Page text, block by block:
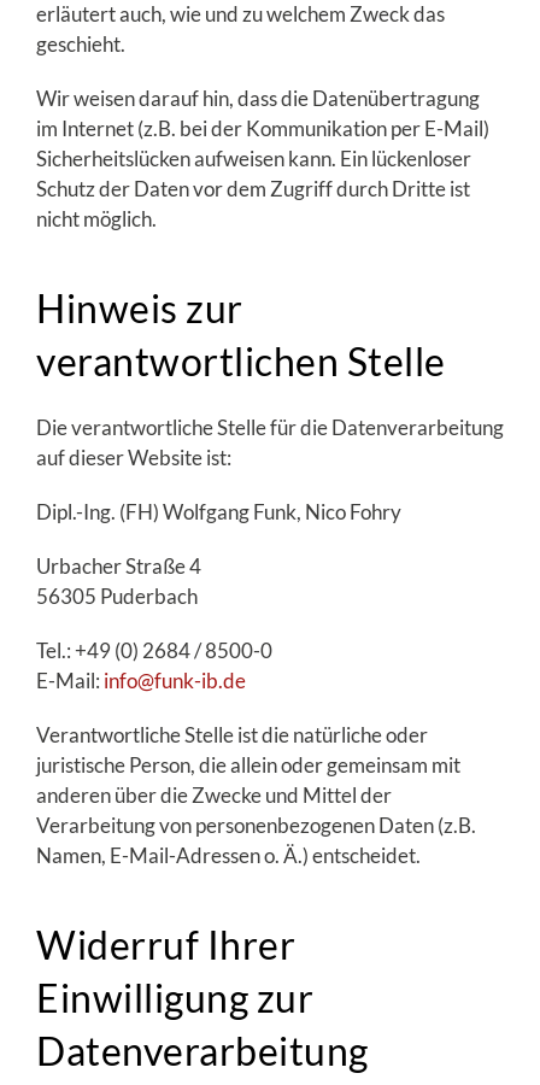
erläutert auch, wie und zu welchem Zweck das
geschieht.
Wir weisen darauf hin, dass die Datenübertragung
im Internet (z.B. bei der Kommunikation per E-Mail)
Sicherheitslücken aufweisen kann. Ein lückenloser
Schutz der Daten vor dem Zugriff durch Dritte ist
nicht möglich.
Hinweis zur
verantwortlichen Stelle
Die verantwortliche Stelle für die Datenverarbeitung
auf dieser Website ist:
Dipl.-Ing. (FH) Wolfgang Funk, Nico Fohry
Urbacher Straße 4
56305 Puderbach
Tel.: +49 (0) 2684 / 8500-0
E-Mail: info@funk-ib.de
Verantwortliche Stelle ist die natürliche oder
juristische Person, die allein oder gemeinsam mit
anderen über die Zwecke und Mittel der
Verarbeitung von personenbezogenen Daten (z.B.
Namen, E-Mail-Adressen o. Ä.) entscheidet.
Widerruf Ihrer
Einwilligung zur
Datenverarbeitung